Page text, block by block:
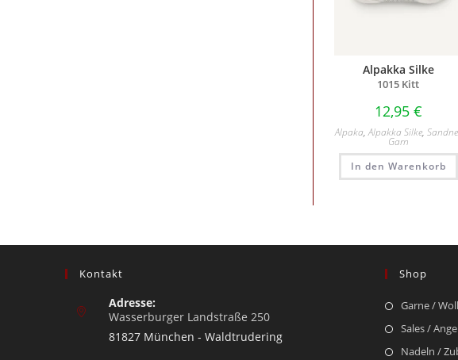
Alpakka Silke
1015 Kitt
12,95 €
Alpaka,Alpakka Silke,
Garn
In den Warenkorb
Kontakt
Adresse:
Wasserburger Landstraße 250
81827 München - Waldtrudering
Shop
Garne /
Sales /
Nadeln /